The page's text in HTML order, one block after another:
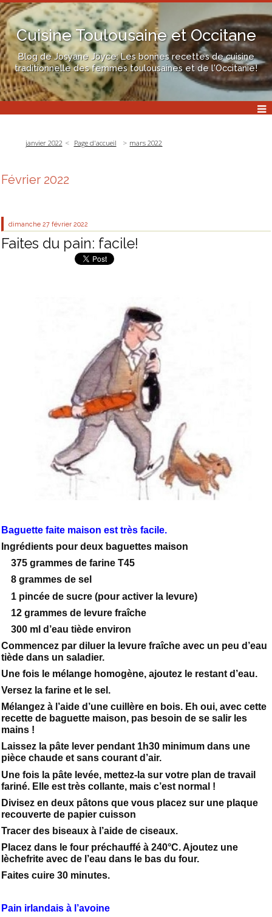
Cuisine Toulousaine et Occitane
Blog de Josyane Joyce: Les bonnes recettes de cuisine
traditionnelle des femmes toulousaines et de l'Occitanie!
janvier 2022 Page d'accueil mars 2022
Février 2022
dimanche 27 février 2022
Faites du pain: facile!
Baguette faite maison est très facile.
Ingrédients pour deux baguettes maison
375 grammes de farine T45
8 grammes de sel
1 pincée de sucre (pour activer la levure)
12 grammes de levure fraîche
300 ml d’eau tiède environ
Commencez par diluer la levure fraîche avec un peu d’eau
tiède dans un saladier.
Une fois le mélange homogène, ajoutez le restant d’eau.
Versez la farine et le sel.
Mélangez à l’aide d’une cuillère en bois. Eh oui, avec cette
recette de baguette maison, pas besoin de se salir les
mains !
Laissez la pâte lever pendant 1h30 minimum dans une
pièce chaude et sans courant d’air.
Une fois la pâte levée, mettez-la sur votre plan de travail
fariné. Elle est très collante, mais c’est normal !
Divisez en deux pâtons que vous placez sur une plaque
recouverte de papier cuisson
Tracer des biseaux à l’aide de ciseaux.
Placez dans le four préchauffé à 240°C. Ajoutez une
lèchefrite avec de l’eau dans le bas du four.
Faites cuire 30 minutes.
Pain irlandais à l’avoine